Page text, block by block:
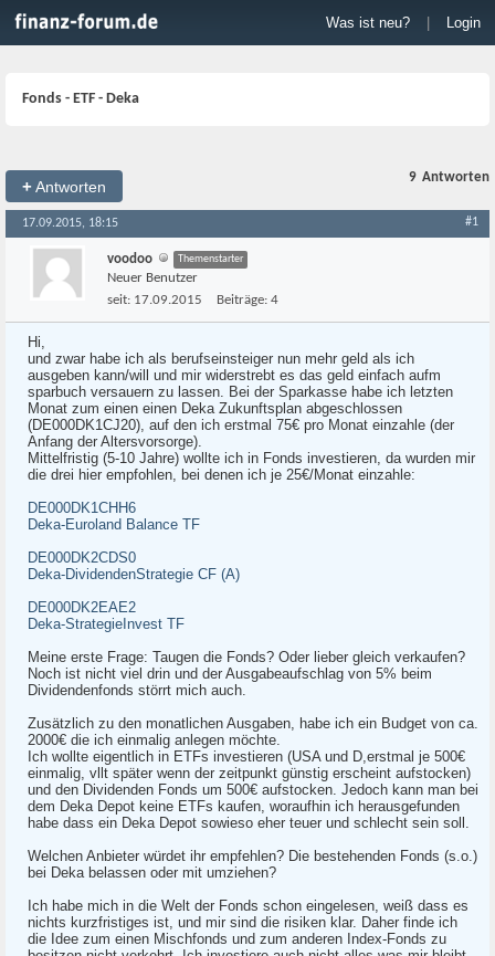
Was ist neu? Login
Fonds - ETF - Deka
+Antworten
9 Antworten
17.09.2015, 18:15 #1
voodoo Themenstarter
Neuer Benutzer
seit: 17.09.2015 Beiträge: 4
Hi,
und zwar habe ich als berufseinsteiger nun mehr geld als ich
ausgeben kann/will und mir widerstrebt es das geld einfach aufm
sparbuch versauern zu lassen. Bei der Sparkasse habe ich letzten
Monat zum einen einen Deka Zukunftsplan abgeschlossen
(DE000DK1CJ20), auf den ich erstmal 75€ pro Monat einzahle (der
Anfang der Altersvorsorge).
Mittelfristig (5-10 Jahre) wollte ich in Fonds investieren, da wurden mir
die drei hier empfohlen, bei denen ich je 25€/Monat einzahle:
DE000DK1CHH6
Deka-Euroland Balance TF
DE000DK2CDS0
Deka-DividendenStrategie CF (A)
DE000DK2EAE2
Deka-StrategieInvest TF
Meine erste Frage: Taugen die Fonds? Oder lieber gleich verkaufen?
Noch ist nicht viel drin und der Ausgabeaufschlag von 5% beim
Dividendenfonds störrt mich auch.
Zusätzlich zu den monatlichen Ausgaben, habe ich ein Budget von ca.
2000€ die ich einmalig anlegen möchte.
Ich wollte eigentlich in ETFs investieren (USA und D,erstmal je 500€
einmalig, vllt später wenn der zeitpunkt günstig erscheint aufstocken)
und den Dividenden Fonds um 500€ aufstocken. Jedoch kann man bei
dem Deka Depot keine ETFs kaufen, woraufhin ich herausgefunden
habe dass ein Deka Depot sowieso eher teuer und schlecht sein soll.
Welchen Anbieter würdet ihr empfehlen? Die bestehenden Fonds (s.o.)
bei Deka belassen oder mit umziehen?
Ich habe mich in die Welt der Fonds schon eingelesen, weiß dass es
nichts kurzfristiges ist, und mir sind die risiken klar. Daher finde ich
die Idee zum einen Mischfonds und zum anderen Index-Fonds zu